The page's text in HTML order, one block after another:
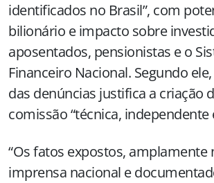
identificados no Brasil”, com
bilionário e impacto sobre
aposentados, pensionistas e o
Financeiro Nacional. Segundo
das denúncias justifica a criação
comissão “técnica, independente
“Os fatos expostos, amplamente
imprensa nacional e